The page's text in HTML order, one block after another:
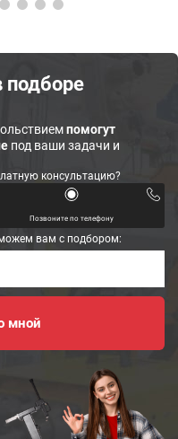
помогут
под ваши задачи и
консультацию?
Позвоните по телефону
вам с подбором: